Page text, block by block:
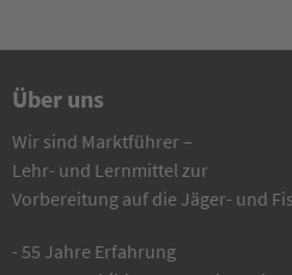
Über uns
Wir sind Marktführer –
Lehr- und Lernmittel zur
Vorbereitung auf die Jäger- und
- 55 Jahre Erfahrung